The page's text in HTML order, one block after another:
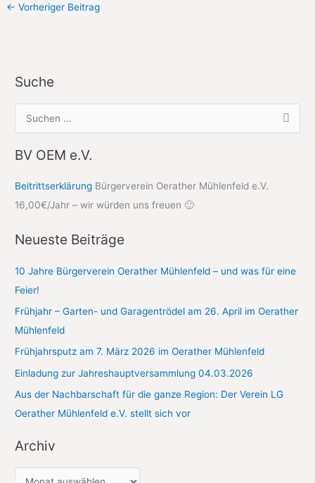
← Vorheriger Beitrag
Suche
u
c
e
n
a
BV OEM e.V.
Beitrittserklärung Bürgerverein Oerather Mühlenfeld e.V.
16,00€/Jahr – wir würden uns freuen 🙂
Neueste Beiträge
10 Jahre Bürgerverein Oerather Mühlenfeld – und was für eine
Feier!
Frühjahr – Garten- und Garagentrödel am 26. April im Oerather
Mühlenfeld
Frühjahrsputz am 7. März 2026 im Oerather Mühlenfeld
Einladung zur Jahreshauptversammlung 04.03.2026
Aus der Nachbarschaft für die ganze Region: Der Verein LG
Oerather Mühlenfeld e.V. stellt sich vor
Archiv